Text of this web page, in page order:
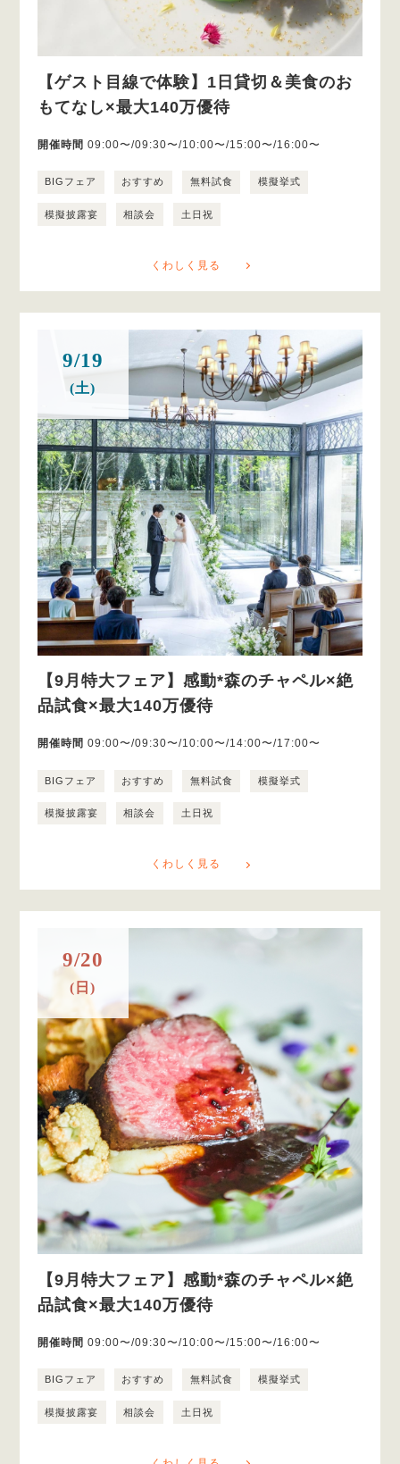
【ゲスト目線で体験】1日貸切＆美食のお
もてなし×最大140万優待
開催時間 09:00〜/09:30〜/10:00〜/15:00〜/16:00〜
BIGフェア おすすめ 無料試食 模擬挙式
模擬披露宴 相談会 土日祝
くわしく見る
9/19
(土)
【9月特大フェア】感動*森のチャペル×絶
品試食×最大140万優待
開催時間 09:00〜/09:30〜/10:00〜/14:00〜/17:00〜
BIGフェア おすすめ 無料試食 模擬挙式
模擬披露宴 相談会 土日祝
くわしく見る
9/20
(日)
【9月特大フェア】感動*森のチャペル×絶
品試食×最大140万優待
開催時間 09:00〜/09:30〜/10:00〜/15:00〜/16:00〜
BIGフェア おすすめ 無料試食 模擬挙式
模擬披露宴 相談会 土日祝